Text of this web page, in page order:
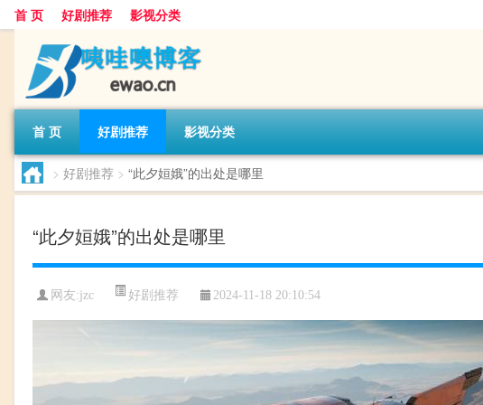
首 页 好剧推荐 影视分类
首 页 好剧推荐 影视分类
> 好剧推荐 > “此夕姮娥”的出处是哪里
“此夕姮娥”的出处是哪里
网友:jzc 好剧推荐 2024-11-18 20:10:54